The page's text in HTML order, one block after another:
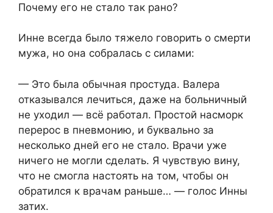
Почему его не стало так рано?
Инне всегда было тяжело говорить о смерти
мужа, но она собралась с силами:
— Это была обычная простуда. Валера
отказывался лечиться, даже на больничный
не уходил — всё работал. Простой насморк
перерос в пневмонию, и буквально за
несколько дней его не стало. Врачи уже
ничего не могли сделать. Я чувствую вину,
что не смогла настоять на том, чтобы он
обратился к врачам раньше… — голос Инны
затих.